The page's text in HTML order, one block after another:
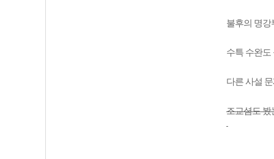
불후의 명강
수특 수완도
다른 사설
조교셤도 봤